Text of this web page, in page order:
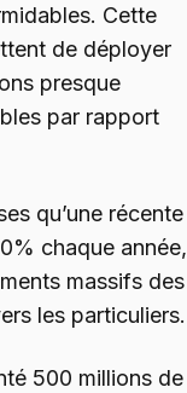
Cette
de déployer
presque
par rapport
qu’une récente
chaque année,
massifs des
les particuliers.
500 millions de